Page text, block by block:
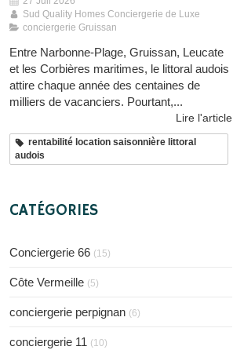
Sud Quality Homes Conciergerie de Luxe
conciergerie Gruissan
Entre Narbonne-Plage, Gruissan, Leucate
et les Corbières maritimes, le littoral audois
attire chaque année des centaines de
milliers de vacanciers. Pourtant,...
Lire l'article
rentabilité location saisonnière littoral
audois
CATÉGORIES
Conciergerie 66 (15)
Côte Vermeille (5)
conciergerie perpignan (6)
conciergerie 11 (10)